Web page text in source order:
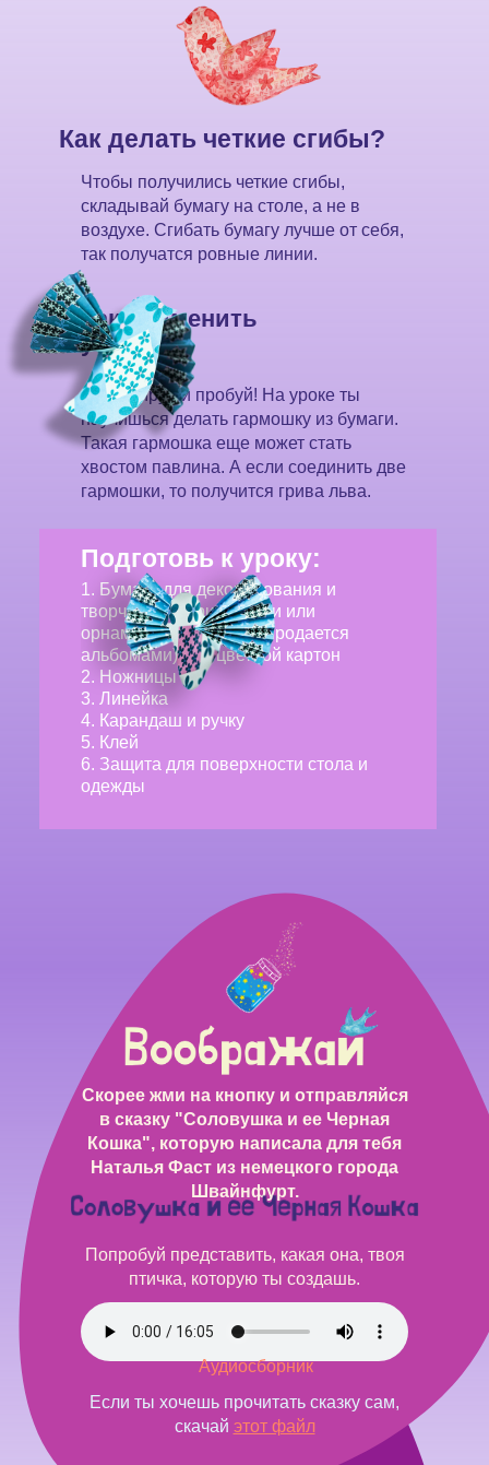
Чтобы получились четкие сгибы,
складывай бумагу на столе, а не в
воздухе. Сгибать бумагу лучше от себя,
так получатся ровные линии.
Как делать четкие сгибы?
Как применить
умение?
Фантазируй и пробуй! На уроке ты
научишься делать гармошку из бумаги.
Такая гармошка еще может стать
хвостом павлина. А если соединить две
гармошки, то получится грива льва.
Подготовь к уроку:
1. Бумага для декорирования и
творчества (с рисунками или
орнаментами, обычно продается
альбомами) или цветной картон
2. Ножницы
3. Линейка
4. Карандаш и ручку
5. Клей
6. Защита для поверхности стола и
одежды
Попробуй представить, какая она, твоя
птичка, которую ты создашь.
Если ты хочешь прочитать сказку сам,
скачай этот файл
Скорее жми на кнопку и отправляйся
в сказку "Соловушка и ее Черная
Кошка", которую написала для тебя
Наталья Фаст из немецкого города
Швайнфурт.
Аудиосборник